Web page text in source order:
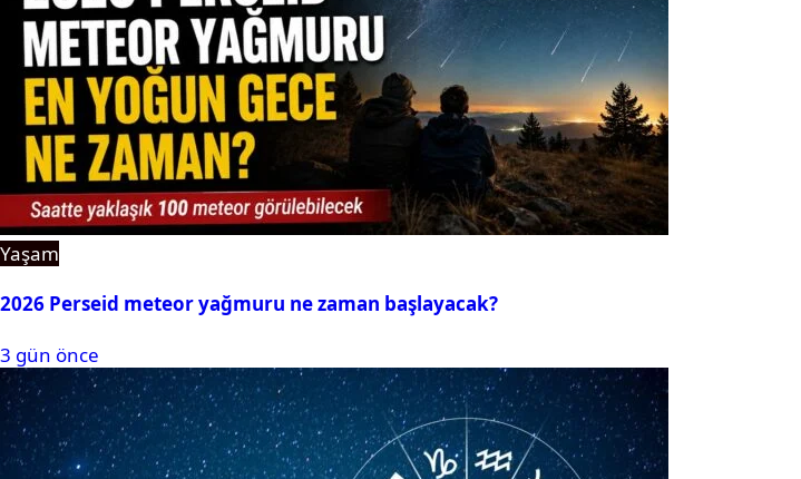
Yaşam
2026 Perseid meteor yağmuru ne zaman başlayacak?
3 gün önce